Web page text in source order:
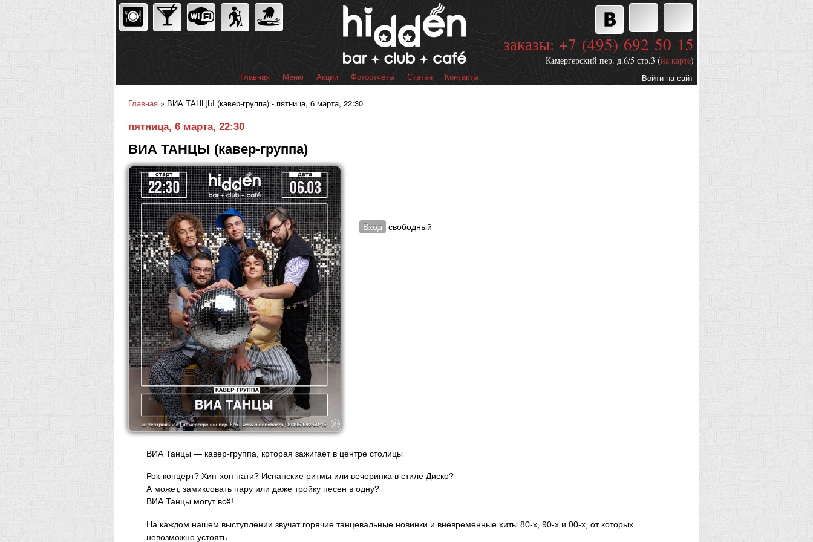
Перейти к
основному
содержанию
Главное меню
Главная Меню Акции Фотоотчеты Статьи Контакты
заказы: +7 (495) 692 50 15
Камергерский пер. д.6/5 стр.3 (на карте)
Дополнительные
Войти на сайт
Главная » ВИА ТАНЦЫ (кавер-группа) - пятница, 6 марта, 22:30
пятница, 6 марта, 22:30
ВИА ТАНЦЫ (кавер-группа)
Вход свободный
ВИА Танцы — кавер-группа, которая зажигает в центре столицы
Рок-концерт? Хип-хоп пати? Испанские ритмы или вечеринка в стиле Диско?
А может, замиксовать пару или даже тройку песен в одну?
ВИА Танцы могут всё!
На каждом нашем выступлении звучат горячие танцевальные новинки и вневременные хиты 80-х, 90-х и 00-х, от которых
невозможно устоять.